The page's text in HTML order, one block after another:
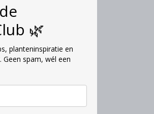
🌿
planteninspiratie en
spam, wél een